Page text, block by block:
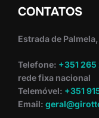
CONTATOS
Estrada de
Telefone: +351
rede fixa nacional
Telemóvel: +351
Email: